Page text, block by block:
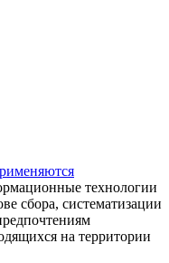
технологии
сбора, систематизации
на территории